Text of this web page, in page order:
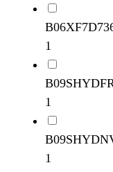
1
1
1